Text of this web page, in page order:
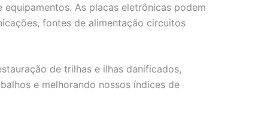
As placas eletrônicas podem
fontes de alimentação circuitos
de trilhas e ilhas danificados,
e melhorando nossos índices de